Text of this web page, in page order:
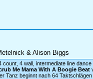
& Alison Biggs
count, 4 wall, intermediate line dance
Me Mama With A Boogie Beat
Tanz beginnt nach 64 Taktschlägen